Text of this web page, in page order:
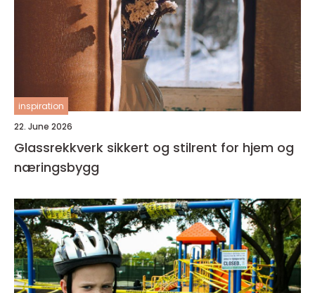
inspiration
22. June 2026
Glassrekkverk sikkert og stilrent for hjem og
næringsbygg